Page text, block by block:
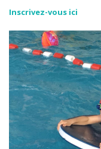
Inscrivez-vous ici